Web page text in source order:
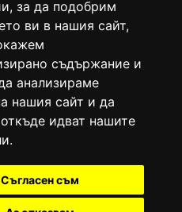
за да подобрим
ви в нашия сайт,
съдържание и
анализираме
нашия сайт и да
идват нашите
Съгласен съм
(Карта)
тел.: 0888/624 464
stoilovi_eood@abv.bg